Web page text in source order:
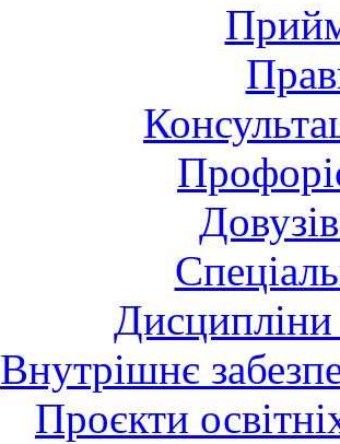
Внутрішнє
Проєкти